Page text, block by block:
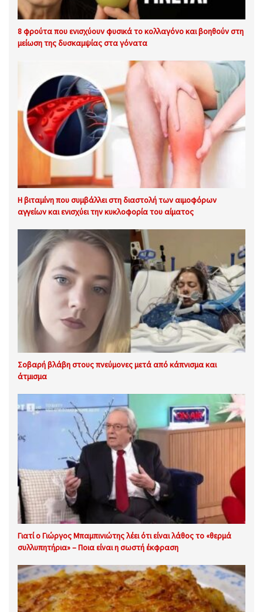
8 φρούτα που ενισχύουν φυσικά το κολλαγόνο και βοηθούν στη
μείωση της δυσκαμψίας στα γόνατα
Η βιταμίνη που συμβάλλει στη διαστολή των αιμοφόρων
αγγείων και ενισχύει την κυκλοφορία του αίματος
Σοβαρή βλάβη στους πνεύμονες μετά από κάπνισμα και
άτμισμα
Γιατί ο Γιώργος Μπαμπινιώτης λέει ότι είναι λάθος το «θερμά
συλλυπητήρια» – Ποια είναι η σωστή έκφραση